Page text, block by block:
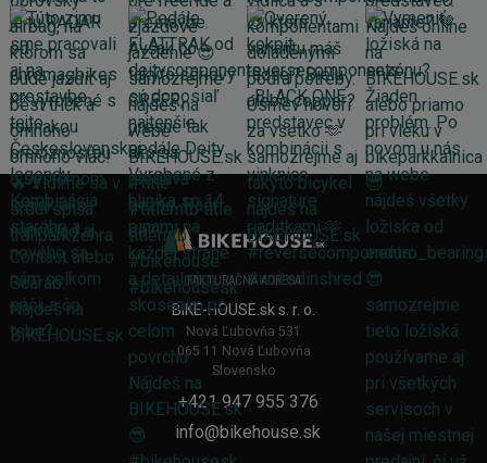
FAKTURAČNÁ ADRESA
BIKE-HOUSE.sk s. r. o.
Nová Ľubovňa 531
065 11 Nová Ľubovňa
Slovensko
+421 947 955 376
info@bikehouse.sk